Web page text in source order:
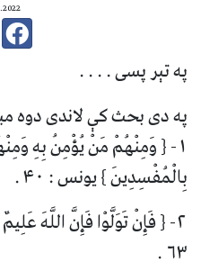
په تېر پسى . . . .
په دی بحث کې لاندی دوه
۱- { وَمِنْهُمْ مَنْ يُؤْمِنُ بِهِ
بِالْمُفْسِدِينَ } يونس : ۴۰ .
۲- { فَإِنْ تَوَلَّوْا فَإِنَّ اللَّهَ
۶۳ .